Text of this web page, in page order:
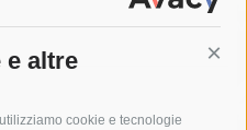
e altre
cookie e tecnologie